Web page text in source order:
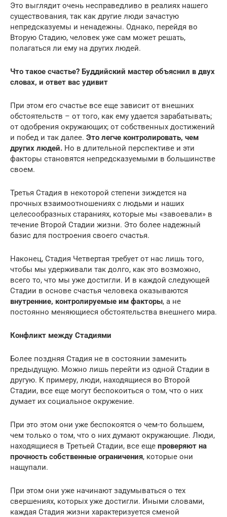
Это выглядит очень несправедливо в реалиях нашего
существования, так как другие люди зачастую
непредсказуемы и ненадежны. Однако, перейдя во
Вторую Стадию, человек уже сам может решать,
полагаться ли ему на других людей.
Что такое счастье? Буддийский мастер объяснил в двух
словах, и ответ вас удивит
При этом его счастье все еще зависит от внешних
обстоятельств – от того, как ему удается зарабатывать;
от одобрения окружающих; от собственных достижений
и побед и так далее. Это легче контролировать, чем
других людей. Но в длительной перспективе и эти
факторы становятся непредсказуемыми в большинстве
своем.
Третья Стадия в некоторой степени зиждется на
прочных взаимоотношениях с людьми и наших
целесообразных стараниях, которые мы «завоевали» в
течение Второй Стадии жизни. Это более надежный
базис для построения своего счастья.
Наконец, Стадия Четвертая требует от нас лишь того,
чтобы мы удерживали так долго, как это возможно,
всего то, что мы уже достигли. И в каждой следующей
Стадии в основе счастья человека оказываются
внутренние, контролируемые им факторы, а не
постоянно меняющиеся обстоятельства внешнего мира.
Конфликт между Стадиями
Более поздняя Стадия не в состоянии заменить
предыдущую. Можно лишь перейти из одной Стадии в
другую. К примеру, люди, находящиеся во Второй
Стадии, все еще могут беспокоиться о том, что о них
думает их социальное окружение.
При это этом они уже беспокоятся о чем-то большем,
чем только о том, что о них думают окружающие. Люди,
находящиеся в Третьей Стадии, все еще проверяют на
прочность собственные ограничения, которые они
нащупали.
При этом они уже начинают задумываться о тех
свершениях, которых уже достигли. Иными словами,
каждая Стадия жизни характеризуется сменой